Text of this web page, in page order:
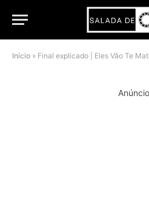
Início » Final explicado | Eles Vão Te Matar